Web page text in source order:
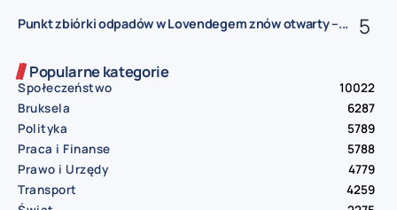
Punkt zbiórki odpadów w Lovendegem znów otwarty –...
Popularne kategorie
Społeczeństwo
10022
Bruksela
6287
Polityka
5789
Praca i Finanse
5788
Prawo i Urzędy
4779
Transport
4259